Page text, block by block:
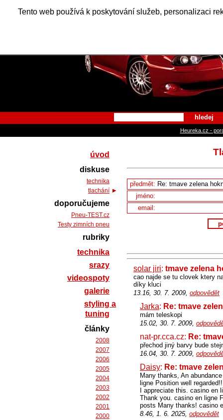
Tento web používá k poskytování služeb, personalizaci
Alfa
hledej
Heureka.cz -
předmět:
jméno:
email:
solar jiri: tmave zelena
cao najde se tu clovek ktery
díky kluci
13.16, 30. 7. 2009, odpovědět
Jarka: Re: tmave
mám teleskopi
15.02, 30. 7. 2009,
nat-pr.cca.cz: Re:
přechod jiný barvy bude
16.04, 30. 7. 2009,
Daisy: Re: tmave
Many thanks, An
ligne Position well
I appreciate this. casino
Thank you. casino en ligne
posts Many thanks! casino
8.46, 1. 6. 2025, odpovědět
úvod
diskuse
technika
tlachání
doporučujeme
Pneu-TEST.cz
Testy zimních pneu
rubriky
technika
srazy
videospoty
galerie
styling a
tuning
články
2008
2007
2006
2005
2004
2003
2002
2001
2000